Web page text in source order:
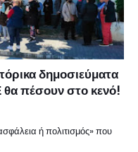
δημοσιεύματα
πέσουν στο κενό!
ή πολιτισμός» που